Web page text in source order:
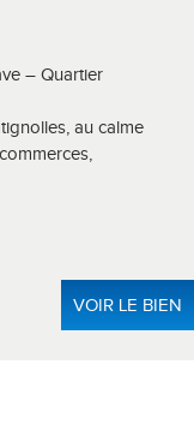
– Quartier
au calme
VOIR LE BIEN